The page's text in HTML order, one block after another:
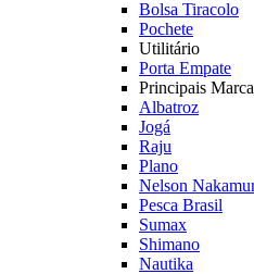
Bolsa Tiracolo
Pochete
Utilitário
Porta Empate
Principais
Albatroz
Jogá
Raju
Plano
Nelson
Pesca Brasil
Sumax
Shimano
Nautika